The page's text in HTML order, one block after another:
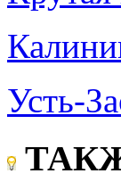
Усть-